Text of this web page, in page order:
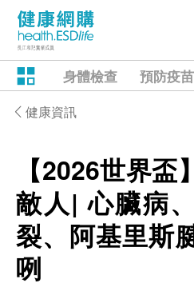
身體檢查 預防疫苗
健康資訊
【2026世界
敵人| 心臟病
裂、阿基里斯
咧